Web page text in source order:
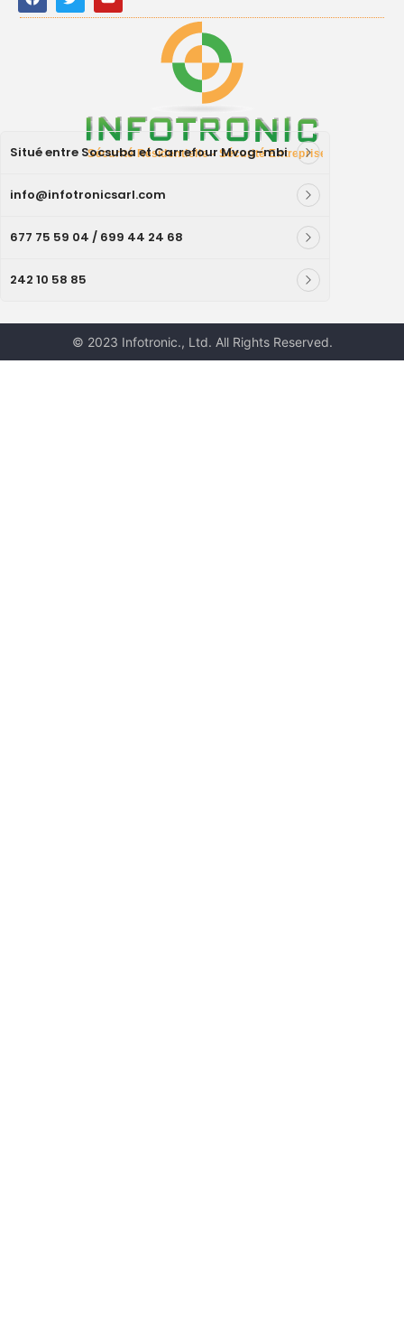
Situé entre Socsuba et Carrefour Mvog-mbi
info@infotronicsarl.com
677 75 59 04 / 699 44 24 68
242 10 58 85
© 2023 Infotronic., Ltd. All Rights Reserved.